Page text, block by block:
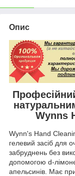
Опис
Wynns
Wynn's Hand
гелевий засіб для
забруднень без
допомогою d-
апельсинів. Має